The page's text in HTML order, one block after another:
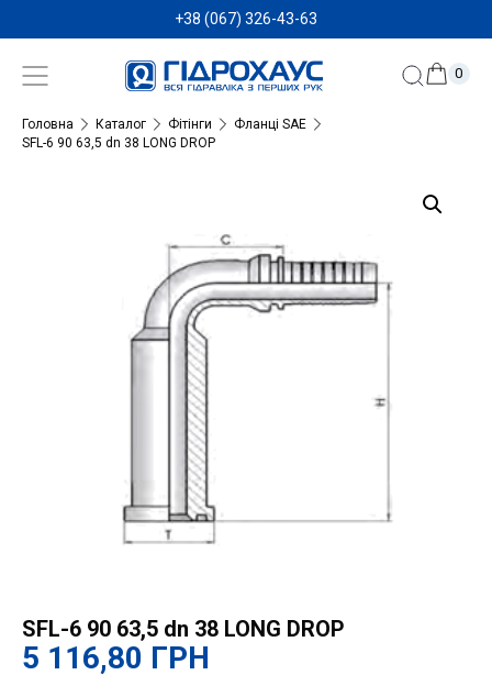
+38 (067) 326-43-63
0
Головна Каталог Фітінги
Фланці SAE
SFL-6 90 63,5 dn 38 LONG DROP
SFL-6 90 63,5 dn 38 LONG DROP
5 116,80 ГРН